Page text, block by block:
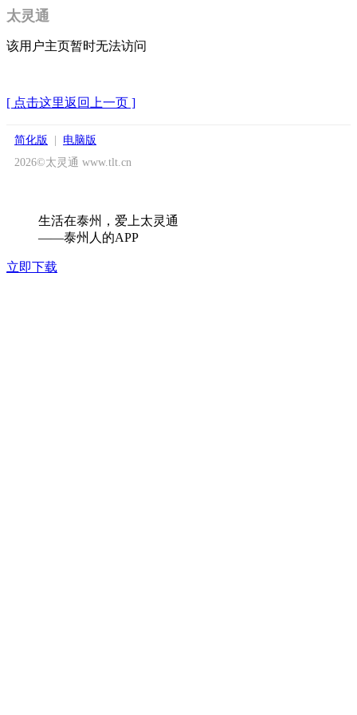
太灵通
该用户主页暂时无法访问
[ 点击这里返回上一页 ]
简化版
电脑版
2026©太灵通 www.tlt.cn
生活在泰州，爱上太灵通
——泰州人的APP
立即下载